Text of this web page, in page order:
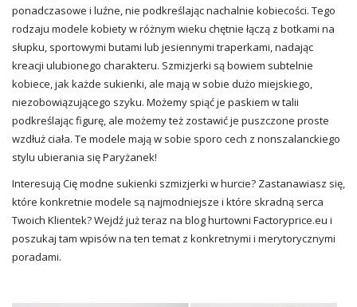
ponadczasowe i luźne, nie podkreślając nachalnie kobiecości. Tego
rodzaju modele kobiety w różnym wieku chętnie łączą z botkami na
słupku, sportowymi butami lub jesiennymi traperkami, nadając
kreacji ulubionego charakteru. Szmizjerki są bowiem subtelnie
kobiece, jak każde sukienki, ale mają w sobie dużo miejskiego,
niezobowiązującego szyku. Możemy spiąć je paskiem w talii
podkreślając figurę, ale możemy też zostawić je puszczone proste
wzdłuż ciała. Te modele mają w sobie sporo cech z nonszalanckiego
stylu ubierania się Paryżanek!
Interesują Cię modne sukienki szmizjerki w hurcie? Zastanawiasz się,
które konkretnie modele są najmodniejsze i które skradną serca
Twoich Klientek? Wejdź już teraz na blog hurtowni Factoryprice.eu i
poszukaj tam wpisów na ten temat z konkretnymi i merytorycznymi
poradami.